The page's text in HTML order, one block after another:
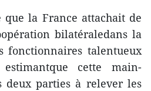
la France attachait de
bilatéraledans la
fonctionnaires talentueux
cette main-
parties à relever les